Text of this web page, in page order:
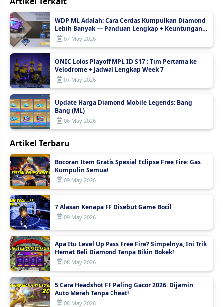
WDP ML Adalah: Cara Cerdas Kumpulkan Diamond
Lebih Banyak — Panduan Lengkap + Keuntungan
Menumpuknya
07 May 2026
ONIC Lolos Playoff MPL ID S17 : Tim Pertama ke
Velodrome + Jadwal Lengkap Week 7
07 May 2026
Update Harga Diamond Mobile Legends: Bang
Bang (ML)
06 May 2026
Artikel Terbaru
Bocoran Item Gratis Spesial Eclipse Free Fire: Gas
Kumpulin Semua!
09 May 2026
7 Alasan Kenapa FF Disebut Game Bocil
09 May 2026
Apa Itu Level Up Pass Free Fire? Simpelnya, Ini Trik
Hemat Beli Diamond Tanpa Bikin Bokek!
08 May 2026
5 Cara Headshot FF Paling Gacor 2026: Dijamin
Auto Merah Tanpa Cheat!
08 May 2026